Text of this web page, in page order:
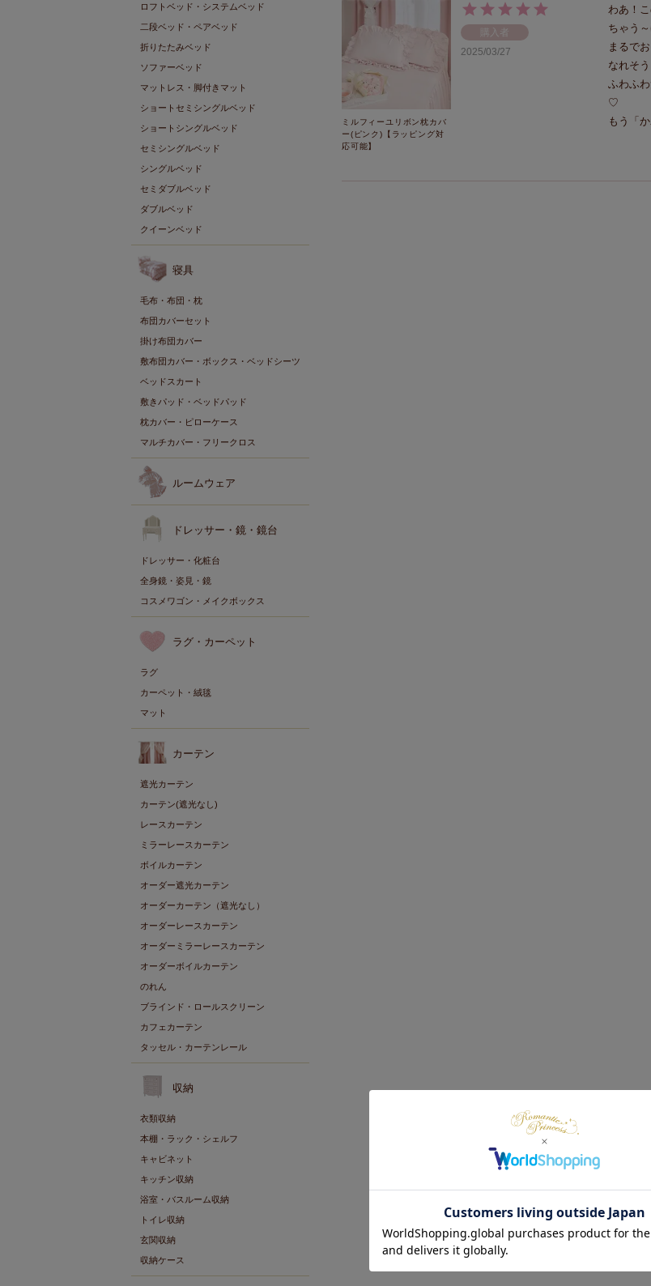
ロフトベッド・システムベッド
二段ベッド・ペアベッド
折りたたみベッド
ソファーベッド
マットレス・脚付きマット
ショートセミシングルベッド
ショートシングルベッド
セミシングルベッド
シングルベッド
セミダブルベッド
ダブルベッド
クイーンベッド
寝具
毛布・布団・枕
布団カバーセット
掛け布団カバー
敷布団カバー・ボックス・ベッドシーツ
ベッドスカート
敷きパッド・ベッドパッド
枕カバー・ピローケース
マルチカバー・フリークロス
ルームウェア
ドレッサー・鏡・鏡台
ドレッサー・化粧台
全身鏡・姿見・鏡
コスメワゴン・メイクボックス
ラグ・カーペット
ラグ
カーペット・絨毯
マット
カーテン
遮光カーテン
カーテン(遮光なし)
レースカーテン
ミラーレースカーテン
ボイルカーテン
オーダー遮光カーテン
オーダーカーテン（遮光なし）
オーダーレースカーテン
オーダーミラーレースカーテン
オーダーボイルカーテン
のれん
ブラインド・ロールスクリーン
カフェカーテン
タッセル・カーテンレール
収納
衣類収納
本棚・ラック・シェルフ
キャビネット
キッチン収納
浴室・バスルーム収納
トイレ収納
玄関収納
収納ケース
ミルフィーユリボン枕カバ
ー(ピンク)【ラッピング対
応可能】
購入者
2025/03/27
わあ！
ちゃう
まるで
なれそ
ふわふ
♡
もう「